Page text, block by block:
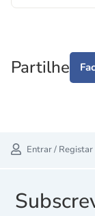
Partilhe
Entrar / Registar